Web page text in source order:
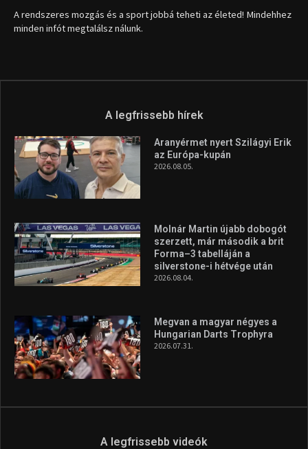
A rendszeres mozgás és a sport jobbá teheti az életed! Mindehhez
minden infót megtalálsz nálunk.
A legfrissebb hírek
Aranyérmet nyert Szilágyi Erik
az Európa-kupán
2026.08.05.
Molnár Martin újabb dobogót
szerzett, már második a brit
Forma–3 tabelláján a
silverstone-i hétvége után
2026.08.04.
Megvan a magyar négyes a
Hungarian Darts Trophyra
2026.07.31.
A legfrissebb videók